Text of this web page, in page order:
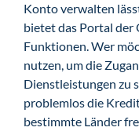
Konto verwalten
bietet das Portal der
Funktionen. Wer
nutzen, um die
Dienstleistungen zu
problemlos die
bestimmte Länder